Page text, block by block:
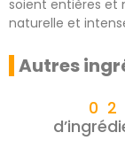
soient entières et
naturelle et
Autres